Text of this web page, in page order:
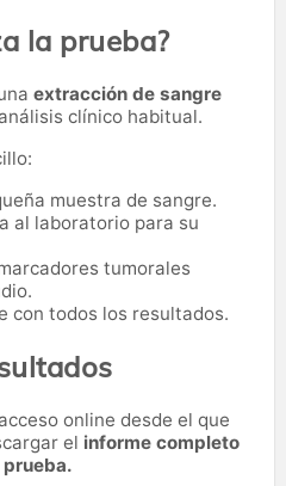
la prueba?
extracción de sangre
clínico habitual.
muestra de sangre.
al laboratorio para su
tumorales
con todos los resultados.
online desde el que
el informe completo